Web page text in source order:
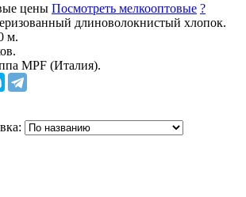
цены Посмотреть мелкооптовые ?
длиноволокнистый хлопок.
м.
MPF (Италия).